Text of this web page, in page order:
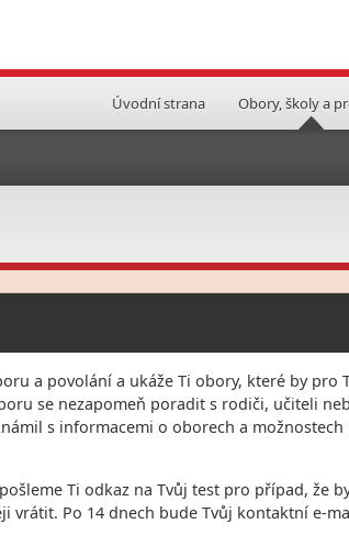
Úvodní strana Obory, školy a
a povolání a ukáže Ti obory, které by pro
se nezapomeň poradit s rodiči, učiteli
s informacemi o oborech a
Ti odkaz na Tvůj test pro případ, že
vrátit. Po 14 dnech bude Tvůj kontaktní e-